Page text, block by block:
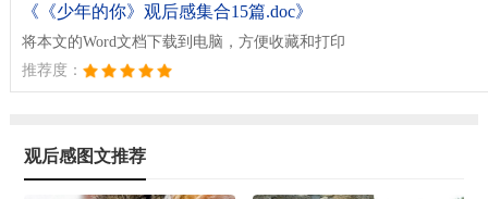
《《少年的你》观后感集合15篇.doc》
将本文的Word文档下载到电脑，方便收藏和打印
推荐度：
观后感图文推荐